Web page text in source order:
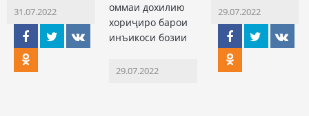
31.07.2022
оммаи дохилию
хориҷиро барои
инъикоси бозии
29.07.2022
29.07.2022